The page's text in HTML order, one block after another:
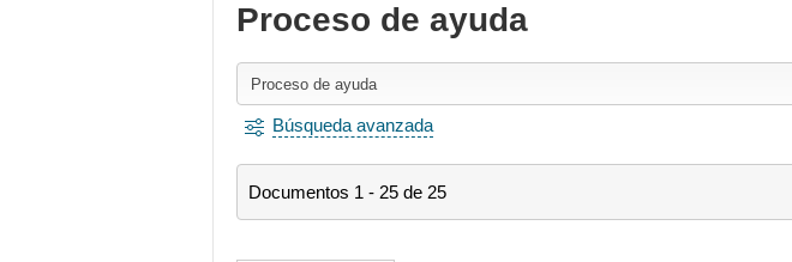
Proceso de ayuda
Búsqueda avanzada
Documentos 1 - 25 de 25